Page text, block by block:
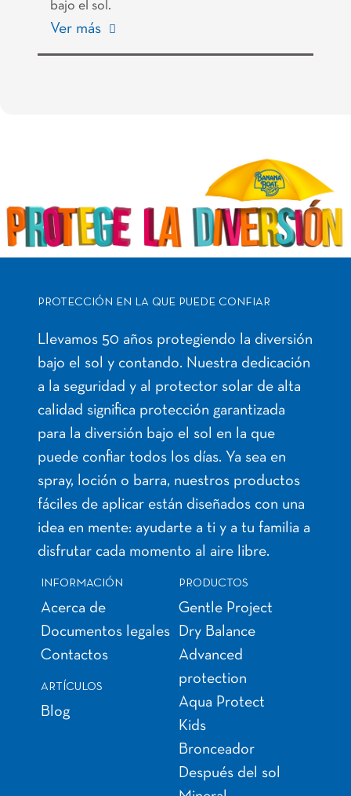
bajo el sol.
Ver más
PROTECCIÓN EN LA QUE PUEDE CONFIAR
Llevamos 50 años protegiendo la diversión
bajo el sol y contando. Nuestra dedicación
a la seguridad y al protector solar de alta
calidad significa protección garantizada
para la diversión bajo el sol en la que
puede confiar todos los días. Ya sea en
spray, loción o barra, nuestros productos
fáciles de aplicar están diseñados con una
idea en mente: ayudarte a ti y a tu familia a
disfrutar cada momento al aire libre.
INFORMACIÓN
Acerca de
Documentos legales
Contactos
ARTÍCULOS
Blog
PRODUCTOS
Gentle Project
Dry Balance
Advanced
protection
Aqua Protect
Kids
Bronceador
Después del sol